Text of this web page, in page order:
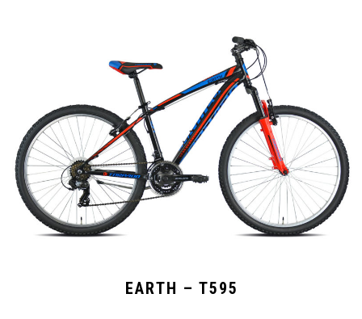
EARTH – T595